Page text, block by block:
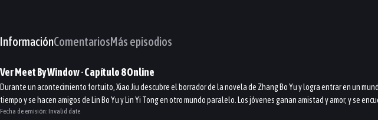
InformaciónComentariosMás episodios
VerMeet By Window· Capítulo8Online
Durante un acontecimiento fortuito, Xiao Jiu descubre el borrador de la novela de Zhang Bo Yu y logra entrar en un
tiempo y se hacen amigos de Lin Bo Yu y Lin Yi Tong en otro mundo paralelo. Los jóvenes ganan amistad y amor, y se
Fecha de emisión: Invalid date